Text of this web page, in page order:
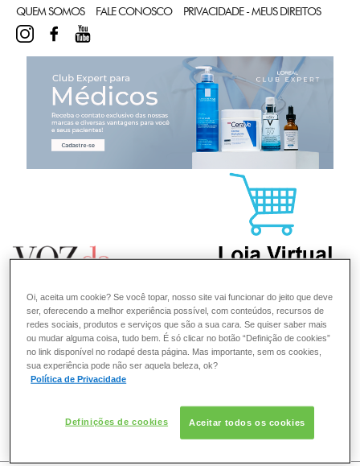
QUEM SOMOS FALE CONOSCO PRIVACIDADE - MEUS DIREITOS
INSTAGRAMFACEBOOK
Oi, aceita um cookie? Se você topar, nosso site vai funcionar do jeito que deve
ser, oferecendo a melhor experiência possível, com conteúdos, recursos de
redes sociais, produtos e serviços que são a sua cara. Se quiser saber mais
ou mudar alguma coisa, tudo bem. É só clicar no botão “Definição de cookies”
no link disponível no rodapé desta página. Mas importante, sem os cookies,
sua experiência pode não ser aquela beleza, ok?
Política de Privacidade
Definições de cookies Aceitar todos os cookies